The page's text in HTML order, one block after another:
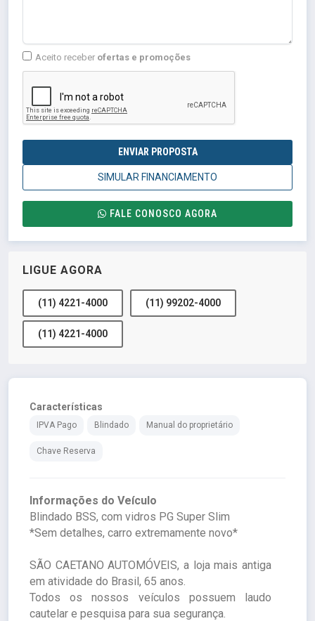
Aceito receber ofertas e promoções
ENVIAR PROPOSTA
SIMULAR FINANCIAMENTO
FALE CONOSCO AGORA
LIGUE AGORA
(11) 4221-4000 (11) 99202-4000
(11) 4221-4000
Características
IPVA Pago Blindado Manual do proprietário
Chave Reserva
Informações do Veículo
Blindado BSS, com vidros PG Super Slim
*Sem detalhes, carro extremamente novo*
SÃO CAETANO AUTOMÓVEIS, a loja mais antiga
em atividade do Brasil, 65 anos.
Todos os nossos veículos possuem laudo
cautelar e pesquisa para sua segurança.